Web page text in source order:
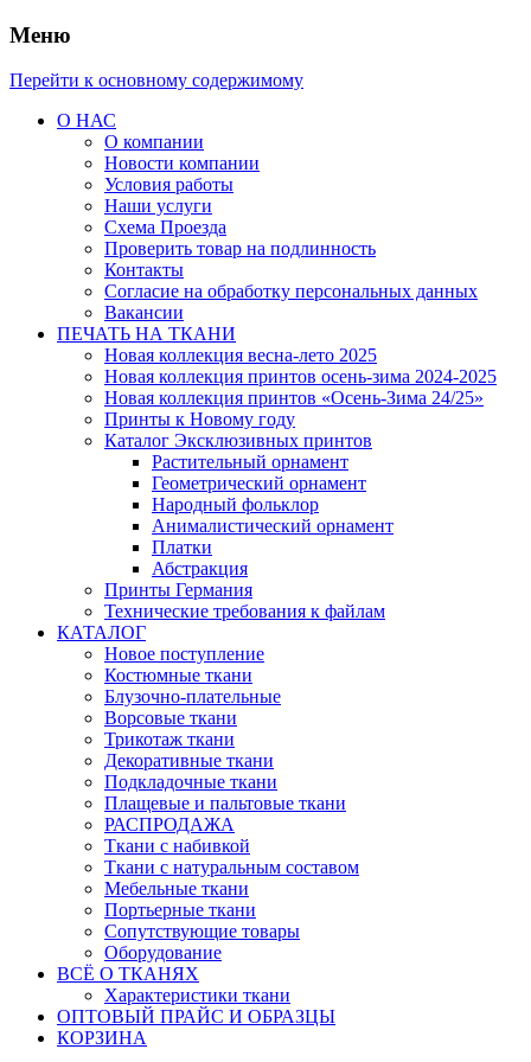
Меню
Перейти к основному содержимому
О НАС
О компании
Новости компании
Условия работы
Наши услуги
Схема Проезда
Проверить товар на подлинность
Контакты
Согласие на обработку персональных данных
Вакансии
ПЕЧАТЬ НА ТКАНИ
Новая коллекция весна-лето 2025
Новая коллекция принтов осень-зима 2024-2025
Новая коллекция принтов «Осень-Зима 24/25»
Принты к Новому году
Каталог Эксклюзивных принтов
Растительный орнамент
Геометрический орнамент
Народный фольклор
Анималистический орнамент
Платки
Абстракция
Принты Германия
Технические требования к файлам
КАТАЛОГ
Новое поступление
Костюмные ткани
Блузочно-плательные
Ворсовые ткани
Трикотаж ткани
Декоративные ткани
Подкладочные ткани
Плащевые и пальтовые ткани
РАСПРОДАЖА
Ткани с набивкой
Ткани с натуральным составом
Мебельные ткани
Портьерные ткани
Сопутствующие товары
Оборудование
ВСЁ О ТКАНЯХ
Характеристики ткани
ОПТОВЫЙ ПРАЙС И ОБРАЗЦЫ
КОРЗИНА